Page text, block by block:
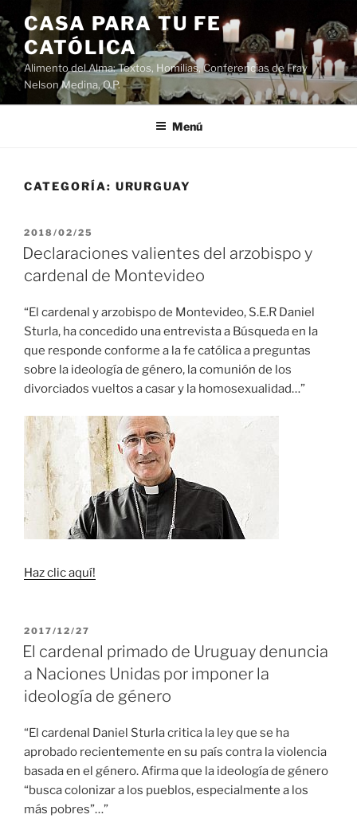
Saltar
al
contenido
CASA PARA TU FE
CATÓLICA
Alimento del Alma: Textos, Homilias, Conferencias de Fray
Nelson Medina, O.P.
Menú
CATEGORÍA: URURGUAY
PUBLICADO
EL
2018/02/25
Declaraciones valientes del arzobispo y
cardenal de Montevideo
“El cardenal y arzobispo de Montevideo, S.E.R Daniel
Sturla, ha concedido una entrevista a Búsqueda en la
que responde conforme a la fe católica a preguntas
sobre la ideología de género, la comunión de los
divorciados vueltos a casar y la homosexualidad…”
Haz clic aquí!
PUBLICADO
EL
2017/12/27
El cardenal primado de Uruguay denuncia
a Naciones Unidas por imponer la
ideología de género
“El cardenal Daniel Sturla critica la ley que se ha
aprobado recientemente en su país contra la violencia
basada en el género. Afirma que la ideología de género
“busca colonizar a los pueblos, especialmente a los
más pobres”…”